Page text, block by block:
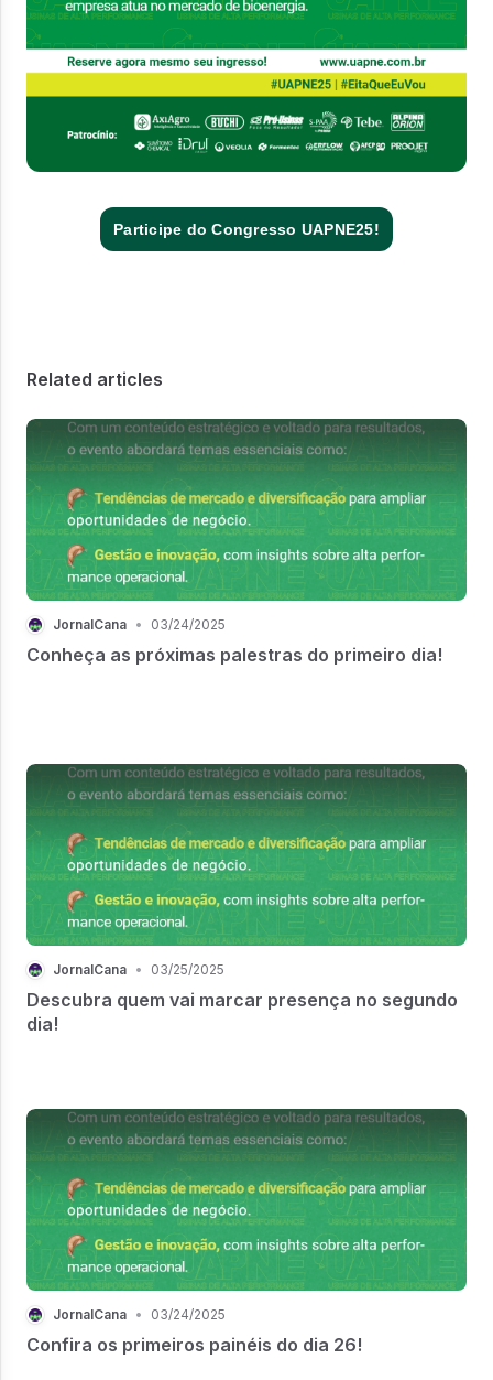
Participe do Congresso UAPNE25!
Related articles
JornalCana • 03/24/2025
Conheça as próximas palestras do primeiro dia!
JornalCana • 03/25/2025
Descubra quem vai marcar presença no segundo
dia!
JornalCana • 03/24/2025
Confira os primeiros painéis do dia 26!